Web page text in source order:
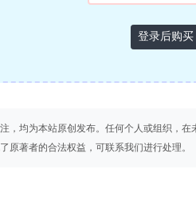
登录后购买
，均为本站原创发布。任何个人或组织，
原著者的合法权益，可联系我们进行处理。